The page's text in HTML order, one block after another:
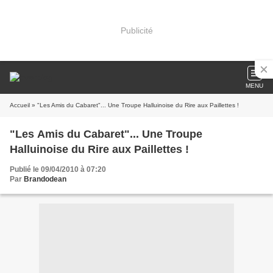
Publicité
MENU
Accueil » "Les Amis du Cabaret"... Une Troupe Halluinoise du Rire aux Paillettes !
"Les Amis du Cabaret"... Une Troupe
Halluinoise du Rire aux Paillettes !
Publié le 09/04/2010 à 07:20
Par Brandodean